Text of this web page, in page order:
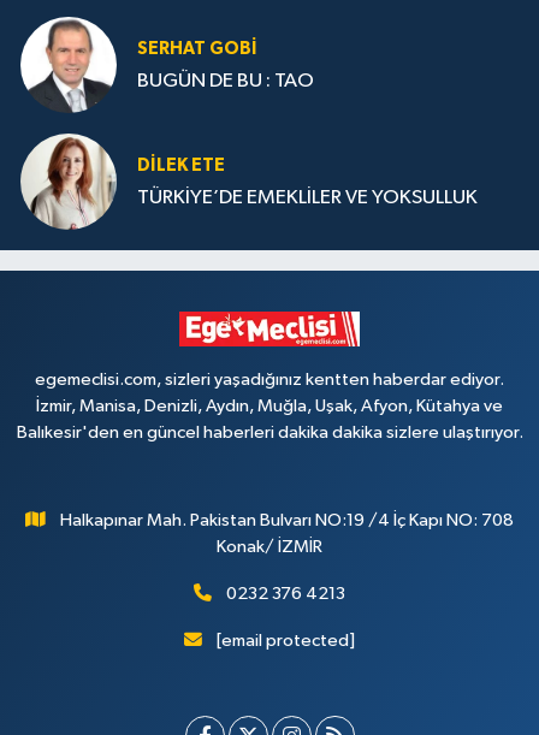
SERHAT GOBİ
BUGÜN DE BU : TAO
DILEK ETE
TÜRKİYE’DE EMEKLİLER VE YOKSULLUK
egemeclisi.com, sizleri yaşadığınız kentten haberdar ediyor.
İzmir, Manisa, Denizli, Aydın, Muğla, Uşak, Afyon, Kütahya ve
Balıkesir'den en güncel haberleri dakika dakika sizlere ulaştırıyor.
Halkapınar Mah. Pakistan Bulvarı NO:19 /4 İç Kapı NO: 708
Konak/ İZMİR
0232 376 4213
[email protected]